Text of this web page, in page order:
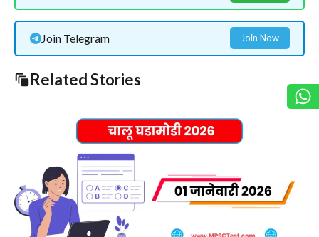
Join Telegram Join Now
Related Stories